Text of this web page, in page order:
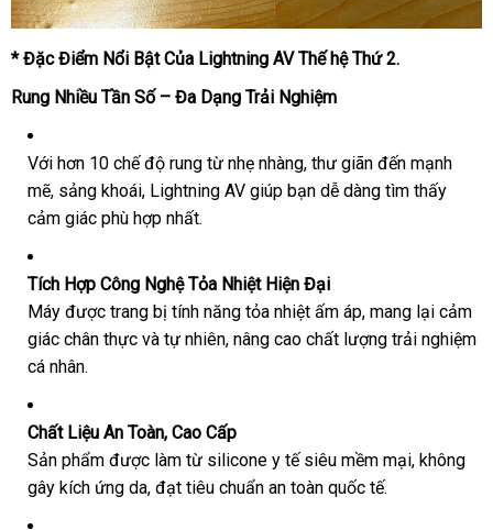
* Đặc Điểm Nổi Bật Của Lightning AV Thế hệ Thứ 2.
Rung Nhiều Tần Số – Đa Dạng Trải Nghiệm
Với hơn 10 chế độ rung từ nhẹ nhàng, thư giãn đến mạnh
mẽ, sảng khoái, Lightning AV giúp bạn dễ dàng tìm thấy
cảm giác phù hợp nhất.
Tích Hợp Công Nghệ Tỏa Nhiệt Hiện Đại
Máy được trang bị tính năng tỏa nhiệt ấm áp, mang lại cảm
giác chân thực và tự nhiên, nâng cao chất lượng trải nghiệm
cá nhân.
Chất Liệu An Toàn, Cao Cấp
Sản phẩm được làm từ silicone y tế siêu mềm mại, không
gây kích ứng da, đạt tiêu chuẩn an toàn quốc tế.